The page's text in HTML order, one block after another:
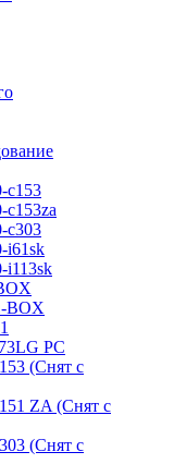
c153
c153za
c303
i61sk
i113sk
BOX
PC
(Снят с
ZA (Снят с
(Снят с